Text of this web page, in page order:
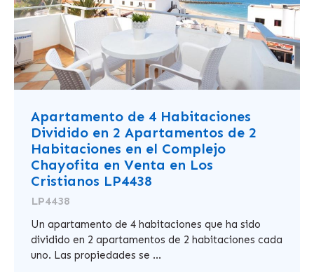
Apartamento de 4 Habitaciones
Dividido en 2 Apartamentos de 2
Habitaciones en el Complejo
Chayofita en Venta en Los
Cristianos LP4438
LP4438
Un apartamento de 4 habitaciones que ha sido
dividido en 2 apartamentos de 2 habitaciones cada
uno. Las propiedades se ...